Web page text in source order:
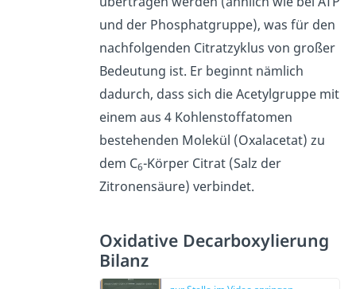
und der Phosphatgruppe), was für den
nachfolgenden Citratzyklus von großer
Bedeutung ist. Er beginnt nämlich
dadurch, dass sich die Acetylgruppe mit
einem aus 4 Kohlenstoffatomen
bestehenden Molekül (Oxalacetat) zu
dem C6-Körper Citrat (Salz der
Zitronensäure) verbindet.
Oxidative Decarboxylierung
Bilanz